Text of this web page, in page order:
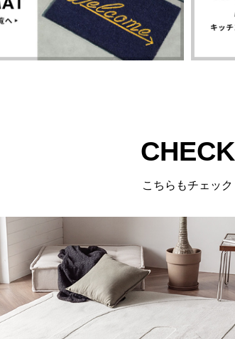
CHECK
こちらもチェック